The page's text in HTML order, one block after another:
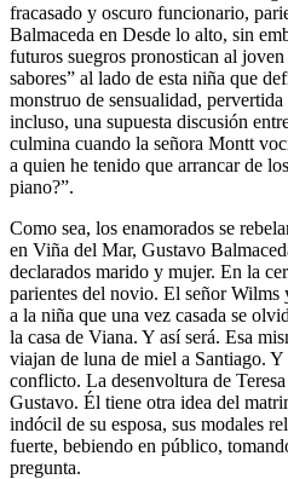
fracasado y oscuro funcionario,
Balmaceda en Desde lo alto, sin
futuros suegros pronostican al
sabores” al lado de esta niña que
monstruo de sensualidad,
incluso, una supuesta discusión
culmina cuando la señora Montt
a quien he tenido que arrancar de
piano?”.
Como sea, los enamorados se
en Viña del Mar, Gustavo
declarados marido y mujer. En la
parientes del novio. El señor
a la niña que una vez casada se
la casa de Viana. Y así será. Esa
viajan de luna de miel a Santiago. Y
conflicto. La desenvoltura de
Gustavo. Él tiene otra idea del
indócil de su esposa, sus modales
fuerte, bebiendo en público,
pregunta.